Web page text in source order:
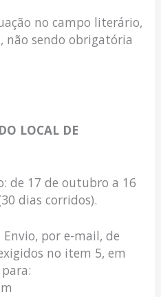
no campo literário,
não sendo obrigatória
LOCAL DE
de 17 de outubro a 16
dias corridos).
por e-mail, de
no item 5, em